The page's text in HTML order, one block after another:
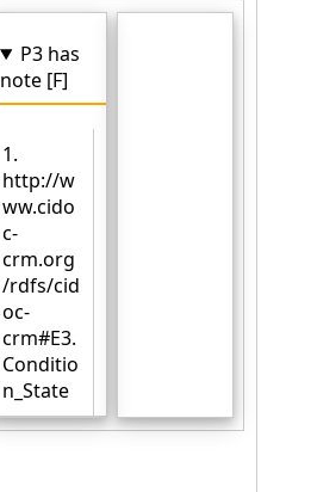
P3 has
note [F]
1.
http://w
ww.cido
c-
crm.org
/rdfs/cid
oc-
crm#E3.
Conditio
n_State